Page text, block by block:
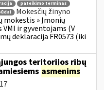
pateikimo terminas
Mokesčių žinyno
mokestis » Įmonių
ir gyventojams (V
deklaracija FR0573 (iki
teritorijos ribų
asmenims